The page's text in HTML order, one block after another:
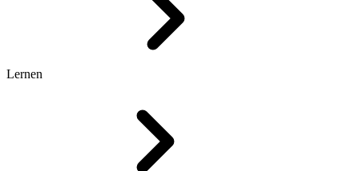
Lernen